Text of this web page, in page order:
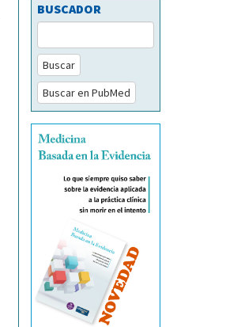
BUSCADOR
Buscar
Buscar en PubMed